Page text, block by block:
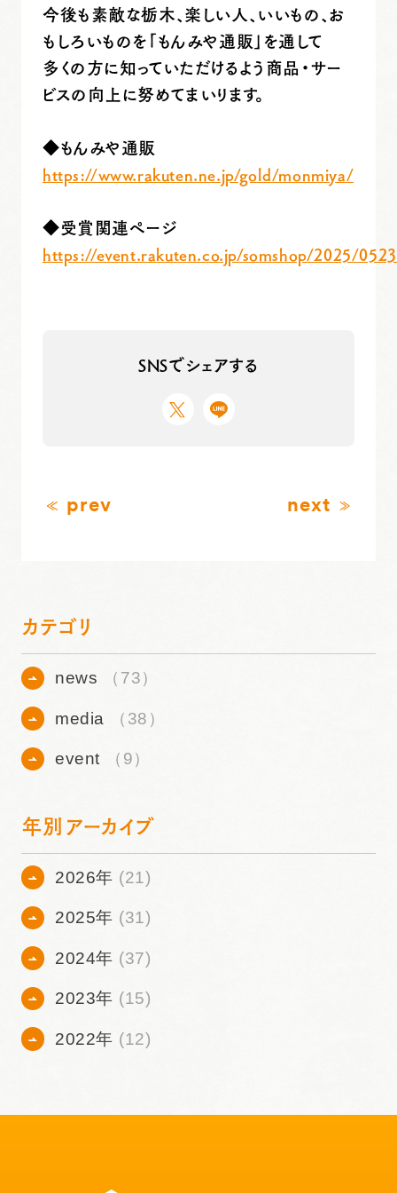
今後も素敵な栃木、楽しい人、いいもの、お
もしろいものを「もんみや通販」を通して
多くの方に知っていただけるよう商品・サー
ビスの向上に努めてまいります。
◆もんみや通販
https://www.rakuten.ne.jp/gold/monmiya/
◆受賞関連ページ
https://event.rakuten.co.jp/somshop/2025/
SNSでシェアする
prev next
カテゴリ
news （73）
media （38）
event （9）
年別アーカイブ
2026年 (21)
2025年 (31)
2024年 (37)
2023年 (15)
2022年 (12)